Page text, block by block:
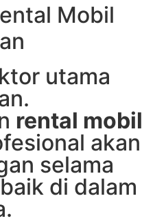
Mobil
utama
rental mobil
akan
selama
di dalam